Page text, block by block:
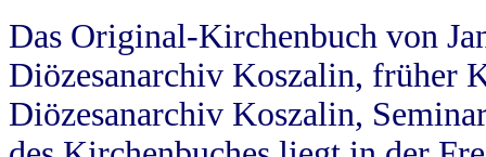
Das Original-Kirchenbuch von
Diözesanarchiv Koszalin, früher
Diözesanarchiv Koszalin,